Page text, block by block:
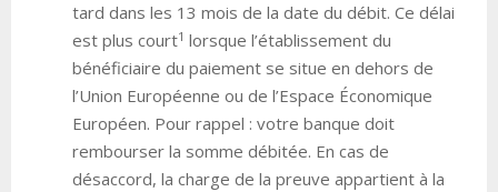
tard dans les 13 mois de la date du débit. Ce délai
est plus court1 lorsque l’établissement du
bénéficiaire du paiement se situe en dehors de
l’Union Européenne ou de l’Espace Économique
Européen. Pour rappel : votre banque doit
rembourser la somme débitée. En cas de
désaccord, la charge de la preuve appartient à la